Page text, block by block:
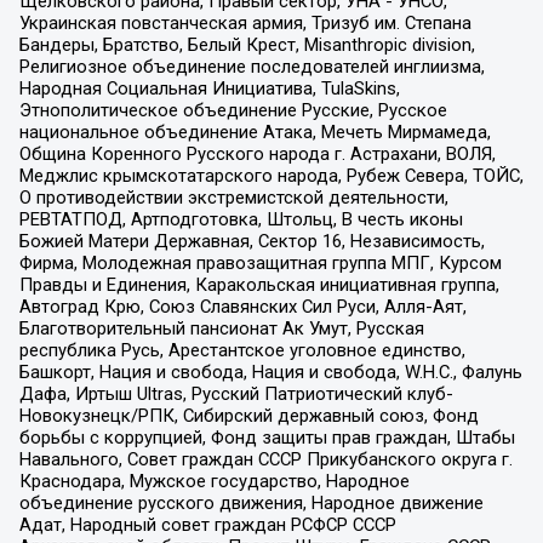
Украинская повстанческая армия, Тризуб им. Степана
Бандеры, Братство, Белый Крест, Misanthropic division,
Религиозное объединение последователей инглиизма,
Народная Социальная Инициатива, TulaSkins,
Этнополитическое объединение Русские, Русское
национальное объединение Атака, Мечеть Мирмамеда,
Община Коренного Русского народа г. Астрахани, ВОЛЯ,
Меджлис крымскотатарского народа, Рубеж Севера, ТОЙС,
О противодействии экстремистской деятельности,
РЕВТАТПОД, Артподготовка, Штольц, В честь иконы
Божией Матери Державная, Сектор 16, Независимость,
Фирма, Молодежная правозащитная группа МПГ, Курсом
Правды и Единения, Каракольская инициативная группа,
Автоград Крю, Союз Славянских Сил Руси, Алля-Аят,
Благотворительный пансионат Ак Умут, Русская
республика Русь, Арестантское уголовное единство,
Башкорт, Нация и свобода, Нация и свобода, W.H.С., Фалунь
Дафа, Иртыш Ultras, Русский Патриотический клуб-
Новокузнецк/РПК, Сибирский державный союз, Фонд
борьбы с коррупцией, Фонд защиты прав граждан, Штабы
Навального, Совет граждан СССР Прикубанского округа г.
Краснодара, Мужское государство, Народное
объединение русского движения, Народное движение
Адат, Народный совет граждан РСФСР СССР